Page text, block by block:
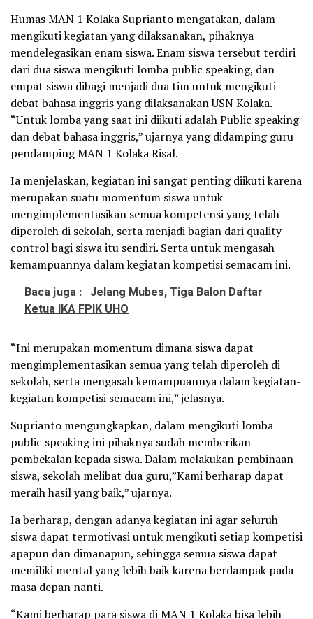
Humas MAN 1 Kolaka Suprianto mengatakan, dalam
mengikuti kegiatan yang dilaksanakan, pihaknya
mendelegasikan enam siswa. Enam siswa tersebut terdiri
dari dua siswa mengikuti lomba public speaking, dan
empat siswa dibagi menjadi dua tim untuk mengikuti
debat bahasa inggris yang dilaksanakan USN Kolaka.
“Untuk lomba yang saat ini diikuti adalah Public speaking
dan debat bahasa inggris,” ujarnya yang didamping guru
pendamping MAN 1 Kolaka Risal.
Ia menjelaskan, kegiatan ini sangat penting diikuti karena
merupakan suatu momentum siswa untuk
mengimplementasikan semua kompetensi yang telah
diperoleh di sekolah, serta menjadi bagian dari quality
control bagi siswa itu sendiri. Serta untuk mengasah
kemampuannya dalam kegiatan kompetisi semacam ini.
Baca juga : Jelang Mubes, Tiga Balon Daftar
Ketua IKA FPIK UHO
“Ini merupakan momentum dimana siswa dapat
mengimplementasikan semua yang telah diperoleh di
sekolah, serta mengasah kemampuannya dalam kegiatan-
kegiatan kompetisi semacam ini,” jelasnya.
Suprianto mengungkapkan, dalam mengikuti lomba
public speaking ini pihaknya sudah memberikan
pembekalan kepada siswa. Dalam melakukan pembinaan
siswa, sekolah melibat dua guru,”Kami berharap dapat
meraih hasil yang baik,” ujarnya.
Ia berharap, dengan adanya kegiatan ini agar seluruh
siswa dapat termotivasi untuk mengikuti setiap kompetisi
apapun dan dimanapun, sehingga semua siswa dapat
memiliki mental yang lebih baik karena berdampak pada
masa depan nanti.
“Kami berharap para siswa di MAN 1 Kolaka bisa lebih